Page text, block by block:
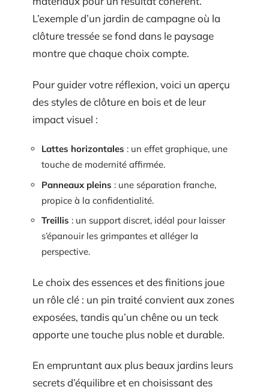
L’exemple d’un jardin de campagne où la
clôture tressée se fond dans le paysage
montre que chaque choix compte.
Pour guider votre réflexion, voici un aperçu
des styles de clôture en bois et de leur
impact visuel :
Lattes horizontales : un effet graphique, une
touche de modernité affirmée.
Panneaux pleins : une séparation franche,
propice à la confidentialité.
Treillis : un support discret, idéal pour laisser
s’épanouir les grimpantes et alléger la
perspective.
Le choix des essences et des finitions joue
un rôle clé : un pin traité convient aux zones
exposées, tandis qu’un chêne ou un teck
apporte une touche plus noble et durable.
En empruntant aux plus beaux jardins leurs
secrets d’équilibre et en choisissant des